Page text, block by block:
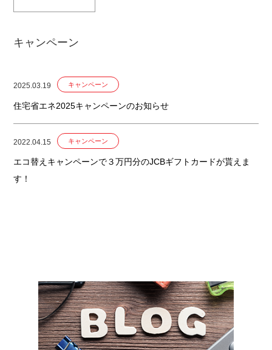
キャンペーン
2025.03.19 キャンペーン
住宅省エネ2025キャンペーンのお知らせ
2022.04.15 キャンペーン
エコ替えキャンペーンで３万円分のJCBギフトカードが貰えま
す！